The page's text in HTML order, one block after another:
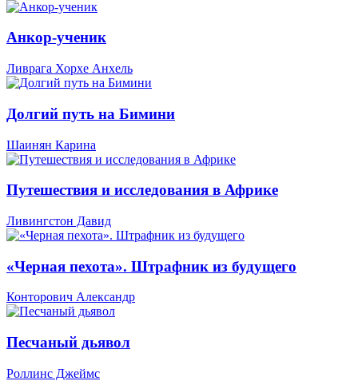
Анкор-ученик
Ливрага Хорхе Анхель
Долгий путь на Бимини
Шаинян Карина
Путешествия и исследования в Африке
Ливингстон Давид
«Черная пехота». Штрафник из будущего
Конторович Александр
Песчаный дьявол
Роллинс Джеймс